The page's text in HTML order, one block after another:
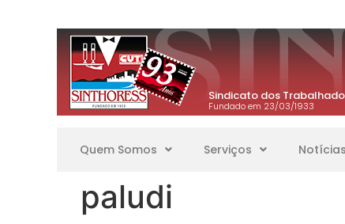
Sindicato dos
Fundado em 23/03/1933
Quem Somos Serviços Notícias
paludi